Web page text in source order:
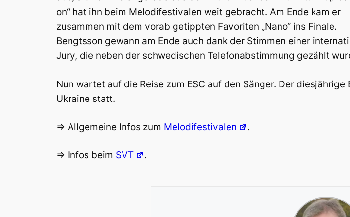
on“ hat ihn beim Melodifestivalen weit gebracht. Am Ende kam er
zusammen mit dem vorab getippten Favoriten „Nano“ ins Finale.
Bengtsson gewann am Ende auch dank der Stimmen einer
Jury, die neben der schwedischen Telefonabstimmung gezählt
Nun wartet auf die Reise zum ESC auf den Sänger. Der
Ukraine statt.
=> Allgemeine Infos zum Melodifestivalen .
=> Infos beim SVT .